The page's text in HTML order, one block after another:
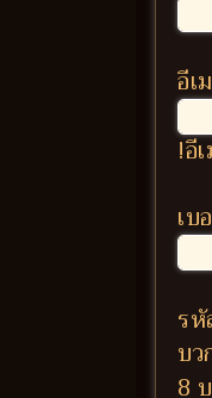
อีเ
!อี
เบ
ร
บว
8